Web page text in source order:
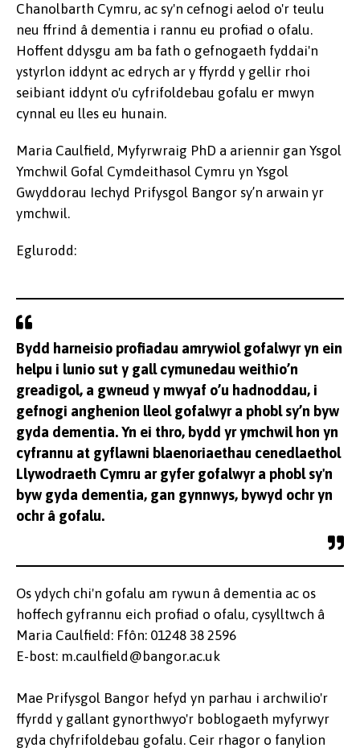
Chanolbarth Cymru, ac sy'n cefnogi aelod o'r teulu
neu ffrind â dementia i rannu eu profiad o ofalu.
Hoffent ddysgu am ba fath o gefnogaeth fyddai'n
ystyrlon iddynt ac edrych ar y ffyrdd y gellir rhoi
seibiant iddynt o'u cyfrifoldebau gofalu er mwyn
cynnal eu lles eu hunain.
Maria Caulfield, Myfyrwraig PhD a ariennir gan Ysgol
Ymchwil Gofal Cymdeithasol Cymru yn Ysgol
Gwyddorau Iechyd Prifysgol Bangor sy’n arwain yr
ymchwil.
Eglurodd:
Bydd harneisio profiadau amrywiol gofalwyr yn ein
helpu i lunio sut y gall cymunedau weithio’n
greadigol, a gwneud y mwyaf o’u hadnoddau, i
gefnogi anghenion lleol gofalwyr a phobl sy’n byw
gyda dementia. Yn ei thro, bydd yr ymchwil hon yn
cyfrannu at gyflawni blaenoriaethau cenedlaethol
Llywodraeth Cymru ar gyfer gofalwyr a phobl sy'n
byw gyda dementia, gan gynnwys, bywyd ochr yn
ochr â gofalu.
Os ydych chi'n gofalu am rywun â dementia ac os
hoffech gyfrannu eich profiad o ofalu, cysylltwch â
Maria Caulfield: Ffôn: 01248 38 2596
E-bost: m.caulfield@bangor.ac.uk
Mae Prifysgol Bangor hefyd yn parhau i archwilio'r
ffyrdd y gallant gynorthwyo'r boblogaeth myfyrwyr
gyda chyfrifoldebau gofalu. Ceir rhagor o fanylion